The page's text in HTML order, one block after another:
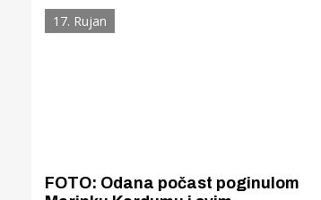
odana počast poginulim
hrvatskim braniteljima
17. Rujan
FOTO: Odana počast poginulom